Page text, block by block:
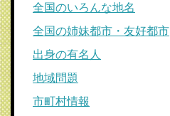
全国のいろんな地名
全国の姉妹都市・友好都市
出身の有名人
地域問題
市町村情報